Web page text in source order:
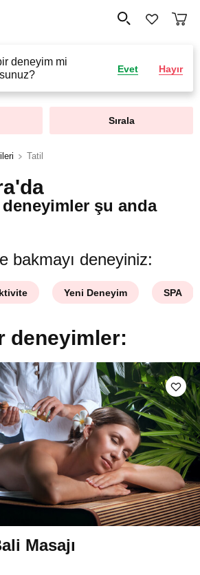
deneyim mi
Evet Hayır
Sırala
Tatil
şu anda
bakmayı deneyiniz:
Yeni Deneyim SPA
deneyimler:
Masajı